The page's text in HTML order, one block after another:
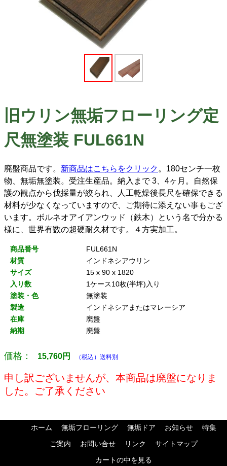
旧ウリン無垢フローリング定
尺無塗装 FUL661N
廃盤商品です。 新商品はこちらをクリック。180センチ一枚
物、無垢無塗装。受注生産品。納入まで 3、4ヶ月。自然保
護の観点から伐採量が絞られ、人工乾燥後長尺を確保できる
材料が少なくなっていますので、ご期待に添えない事もござ
います。ボルネオアイアンウッド（鉄木）という名で分かる
様に、世界有数の超硬耐久材です。４方実加工。
商品番号
FUL661N
材質
インドネシアウリン
サイズ
15 x 90 x 1820
入り数
1ケース10枚(半坪)入り
塗装・色
無塗装
製造
インドネシアまたはマレーシア
在庫
廃盤
納期
廃盤
価格： 15,760円 （税込）送料別
申し訳ございませんが、本商品は廃盤になりま
した。ご了承ください
ホーム 無垢フローリング 無垢ドア お知らせ
特集
ご案内
お問い合せ リンク
サイトマップ
カートの中を見る